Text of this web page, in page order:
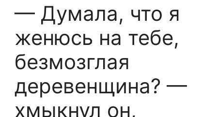
— Думала, что я
женюсь на тебе,
безмозглая
деревенщина? —
хмыкнул он,